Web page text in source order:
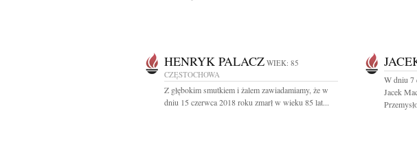
HENRYK PALACZ WIEK: 85
CZĘSTOCHOWA
Z głębokim smutkiem i żalem zawiadamiamy, że w
dniu 15 czerwca 2018 roku zmarł w wieku 85 lat...
W dniu 7
Jacek